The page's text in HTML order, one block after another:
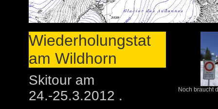
Wiederholungstat
am Wildhorn
Noch braucht
Skitour am
24.-25.3.2012 .